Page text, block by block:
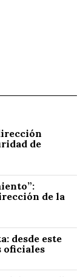
de
de la
desde este
oficiales